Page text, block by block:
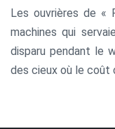
Les ouvrières de
machines qui
disparu pendant le
des cieux où le coût